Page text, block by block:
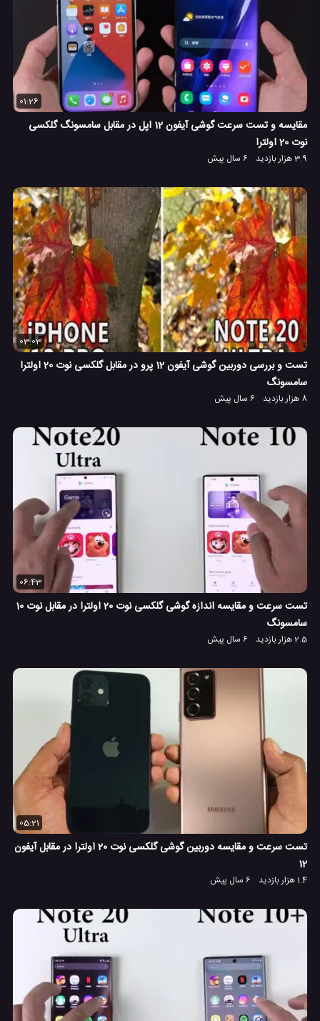
01:26
مقایسه و تست سرعت گوشی آیفون 12 اپل در مقابل سامسونگ گلکسی
نوت 20 اولترا
3.9 هزار بازدید 6 سال پیش
03:03
تست و بررسی دوربین گوشی آیفون 12 پرو در مقابل گلکسی نوت 20 اولترا
سامسونگ
8 هزار بازدید 6 سال پیش
06:43
تست سرعت و مقایسه اندازه گوشی گلکسی نوت 20 اولترا در مقابل نوت 10
سامسونگ
2.5 هزار بازدید 6 سال پیش
05:21
تست سرعت و مقایسه دوربین گوشی گلکسی نوت 20 اولترا در مقابل آیفون
12
1.4 هزار بازدید 6 سال پیش